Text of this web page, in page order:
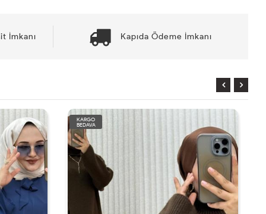
İmkanı Kapıda Ödeme İmkanı
KARGO
BEDAVA